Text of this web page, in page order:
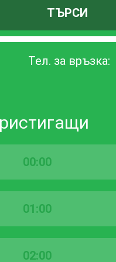
ТЪРСИ
Тел. за връзка:
00:00
01:00
02:00